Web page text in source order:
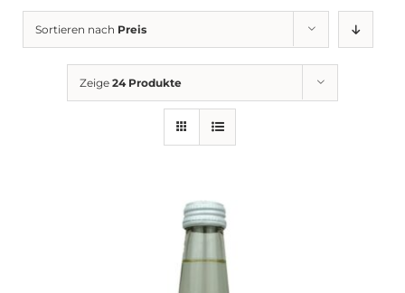
Sortieren nach Preis
Zeige 24 Produkte